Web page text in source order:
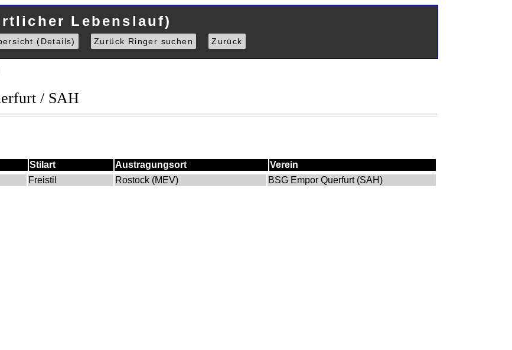
Lebenslauf)
(Details) Zurück Ringer suchen Zurück
/ SAH
Stilart Austragungsort
Verein
Freistil Rostock (MEV) BSG Empor Querfurt (SAH)